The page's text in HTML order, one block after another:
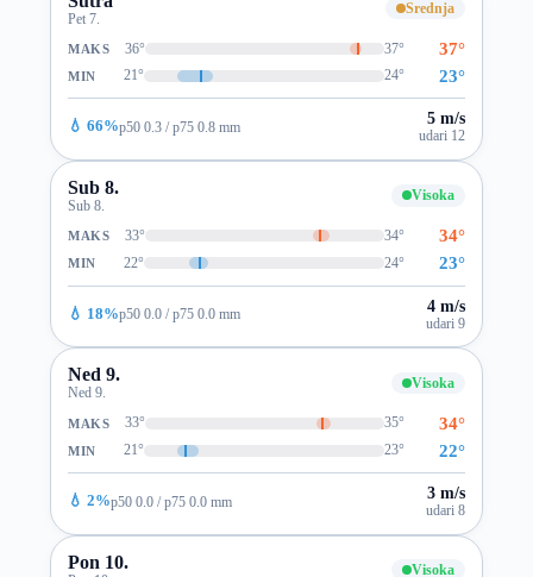
Pet 7.
Srednja
MAKS 36° 37° 37°
MIN 21° 24° 23°
💧 66%p50 0.3 / p75 0.8 mm 5 m/s
udari 12
Sub 8.
Sub 8.
Visoka
MAKS 33° 34° 34°
MIN 22° 24° 23°
💧 18%p50 0.0 / p75 0.0 mm 4 m/s
udari 9
Ned 9.
Ned 9.
Visoka
MAKS 33° 35° 34°
MIN 21° 23° 22°
💧 2%p50 0.0 / p75 0.0 mm 3 m/s
udari 8
Pon 10. Visoka